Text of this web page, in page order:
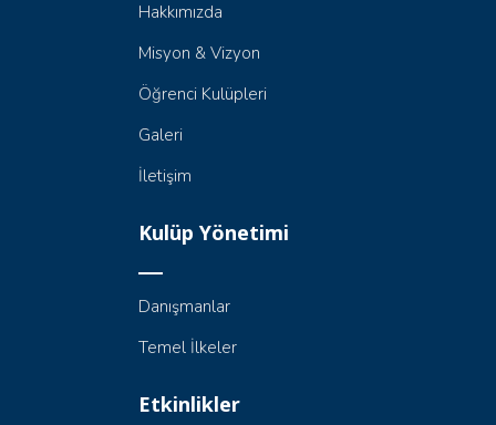
Hakkımızda
Misyon & Vizyon
Öğrenci Kulüpleri
Galeri
İletişim
Kulüp Yönetimi
Danışmanlar
Temel İlkeler
Etkinlikler